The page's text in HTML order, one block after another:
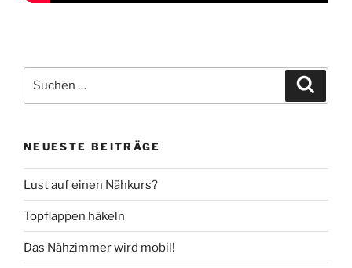
nach:
NEUESTE BEITRÄGE
Lust auf einen Nähkurs?
Topflappen häkeln
Das Nähzimmer wird mobil!